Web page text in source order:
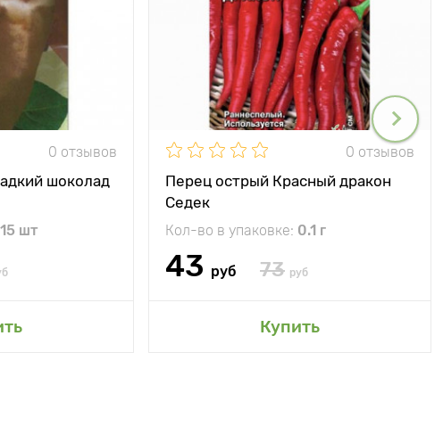
0 отзывов
шоколад
15 шт
0 отзывов
Перец острый Красный дракон
Седек
Кол-во в упаковке: 0.1 г
43 руб 73 руб
Купить